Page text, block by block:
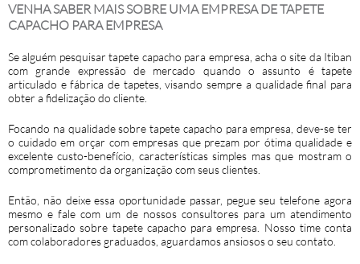
VENHA SABER MAIS SOBRE UMA EMPRESA DE TAPETE
CAPACHO PARA EMPRESA
Se alguém pesquisartapete capacho para empresa , acha o site da Itiban
com grande expressão de mercado quando o assunto é tapete
articulado e fábrica de tapetes, visando sempre a qualidade final para
obter a fidelização do cliente.
Focando na qualidade sobretapete capacho para empresa , deve-se ter
o cuidado em orçar com empresas que prezam por ótima qualidade e
excelente custo-benefício, características simples mas que mostram o
comprometimento da organização com seus clientes.
Então, não deixe essa oportunidade passar, pegue seu telefone agora
mesmo e fale com um de nossos consultores para um atendimento
personalizado sobre tapete capacho para empresa . Nosso time conta
com colaboradores graduados, aguardamos ansiosos o seu contato.